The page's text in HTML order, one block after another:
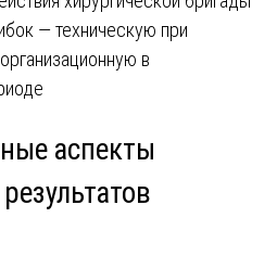
— техническую при
в
аспекты